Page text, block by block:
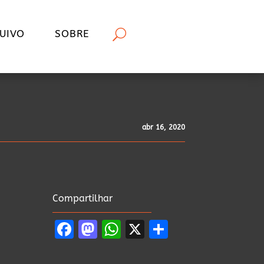
SOBRE
abr 16, 2020
Compartilhar
Facebook
Mastodon
WhatsApp
X